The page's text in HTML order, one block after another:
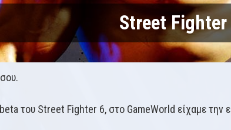
Street
του Street Fighter 6, στο GameWorld είχαμε την